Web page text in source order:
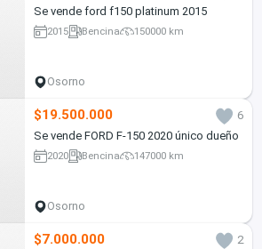
Se vende ford f150 platinum 2015
2015 Bencina 150000 km
Osorno
$19.500.000
6
Se vende FORD F-150 2020 único dueño
2020 Bencina 147000 km
Osorno
$7.000.000
2